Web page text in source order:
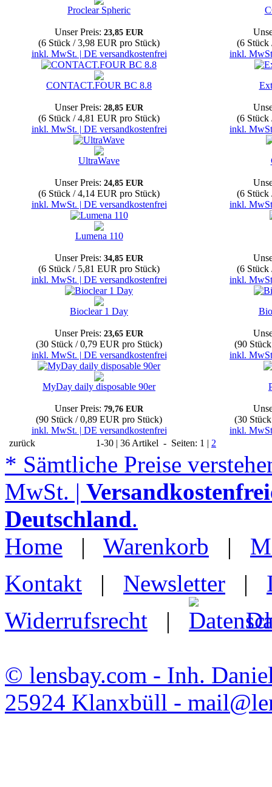
Proclear Spheric
Unser Preis: 23,85 EUR
(6 Stück / 3,98 EUR pro Stück)
inkl. MwSt. | DE versandkostenfrei
(6 Stück
inkl.
CONTACT.FOUR BC 8.8
Unser Preis: 28,85 EUR
(6 Stück / 4,81 EUR pro Stück)
inkl. MwSt. | DE versandkostenfrei
(6 Stück
inkl.
UltraWave
Unser Preis: 24,85 EUR
(6 Stück / 4,14 EUR pro Stück)
inkl. MwSt. | DE versandkostenfrei
(6 Stück
inkl.
Lumena 110
Unser Preis: 34,85 EUR
(6 Stück / 5,81 EUR pro Stück)
inkl. MwSt. | DE versandkostenfrei
(6 Stück
inkl.
Bioclear 1 Day
Unser Preis: 23,65 EUR
(30 Stück / 0,79 EUR pro Stück)
inkl. MwSt. | DE versandkostenfrei
(90
inkl.
MyDay daily disposable 90er
Unser Preis: 79,76 EUR
(90 Stück / 0,89 EUR pro Stück)
inkl. MwSt. | DE versandkostenfrei
(30
inkl.
zurück
1-30 | 36 Artikel - Seiten: 1 | 2
* Sämtliche Preise
MwSt. |
Deutschland.
Home | Warenkorb |
Kontakt | Newsletter |
Widerrufsrecht |
© lensbay.com - Inh.
25924 Klanxbüll -